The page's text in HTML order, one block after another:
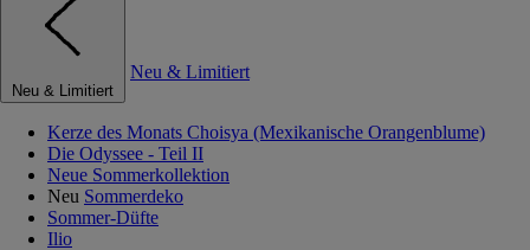
Neu & Limitiert
Neu & Limitiert
Kerze des Monats Choisya (Mexikanische Orangenblume)
Die Odyssee - Teil II
Neue Sommerkollektion
Neu Sommerdeko
Sommer-Düfte
Ilio